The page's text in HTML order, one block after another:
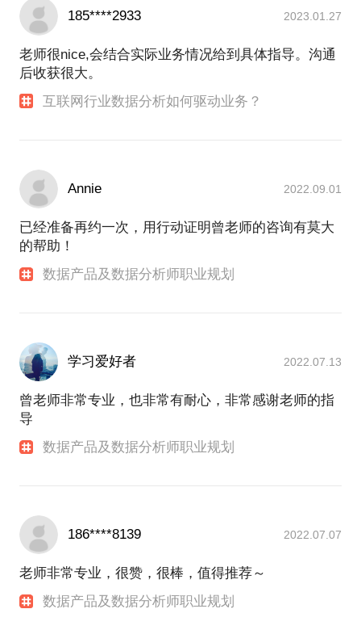
185****2933 2023.01.27
老师很nice,会结合实际业务情况给到具体指导。沟通
后收获很大。
互联网行业数据分析如何驱动业务？
Annie 2022.09.01
已经准备再约一次，用行动证明曾老师的咨询有莫大
的帮助！
数据产品及数据分析师职业规划
学习爱好者 2022.07.13
曾老师非常专业，也非常有耐心，非常感谢老师的指
导
数据产品及数据分析师职业规划
186****8139 2022.07.07
老师非常专业，很赞，很棒，值得推荐～
数据产品及数据分析师职业规划